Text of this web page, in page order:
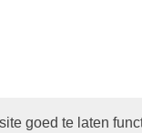
goed te laten